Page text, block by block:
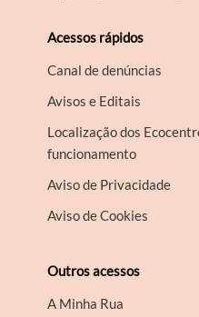
Acessos rápidos
Canal de denúncias
Avisos e Editais
Localização dos
funcionamento
Aviso de Privacidade
Aviso de Cookies
Outros acessos
A Minha Rua